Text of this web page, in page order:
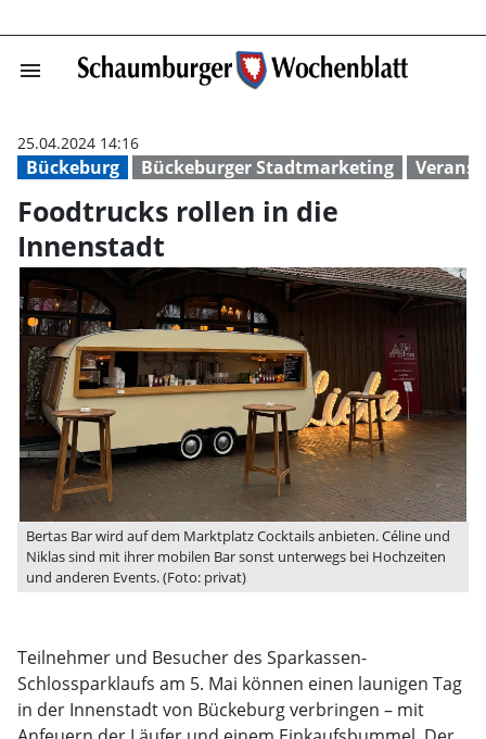
menu Foodtrucks
Bückeburg Bückeburger Stadtmarketing
25.04.2024 14:16
Foodtrucks rollen in die
Innenstadt
Bertas Bar wird auf dem Marktplatz Cocktails anbieten. Céline und
Niklas sind mit ihrer mobilen Bar sonst unterwegs bei Hochzeiten
und anderen Events. (Foto: privat)
Teilnehmer und Besucher des Sparkassen-
Schlossparklaufs am 5. Mai können einen launigen Tag
in der Innenstadt von Bückeburg verbringen – mit